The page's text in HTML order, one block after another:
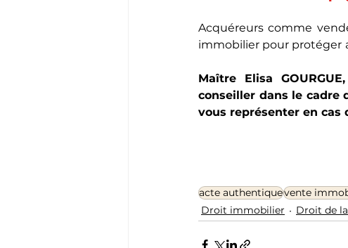
Acquéreurs comme
immobilier pour protéger
Maître Elisa
conseiller dans le cadre
vous représenter en
acte authentiquevente
Droit immobilier
Droit de